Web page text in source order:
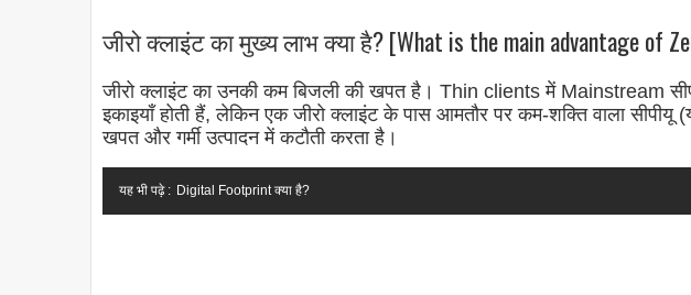
जीरो क्लाइंट का मुख्य लाभ क्या है? [What is the main advantage of
जीरोक्लाइंटका उनकी कम बिजली की खपत है। Thin clients में Mainstream
इकाइयाँ होती हैं, लेकिन एकजीरोक्लाइंटके पास आमतौर पर कम-शक्ति वाला सीपीयू
खपत और गर्मी उत्पादन में कटौती करता है।
यह भी पढ़े : Digital Footprint क्या है?